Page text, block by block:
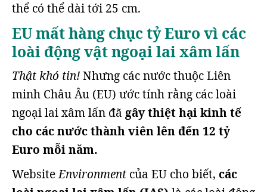
thể có thể dài tới 25 cm.
EU mất hàng chục tỷ Euro vì các
loài động vật ngoại lai xâm lấn
Thật khó tin!Nhưng các nước thuộc Liên
minh Châu Âu (EU) ước tính rằng các loài
ngoại lai xâm lấn đã gây thiệt hại kinh tế
cho các nước thành viên lên đến 12 tỷ
Euro mỗi năm.
WebsiteEnvironment của EU cho biết, các